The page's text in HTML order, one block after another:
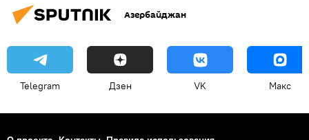
Азербайджан
Telegram Дзен VK Макс